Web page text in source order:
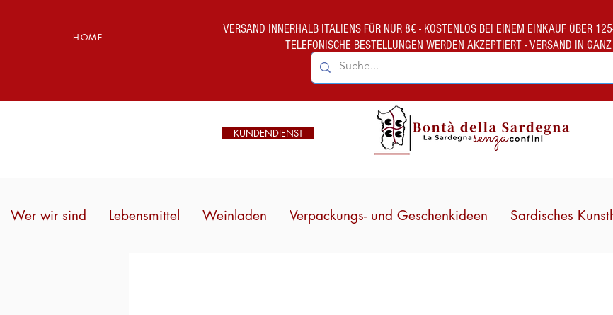
HOME
VERSAND INNERHALB ITALIENS FÜR NUR 8€ - KOSTENLOS BEI EINEM EINKAUF ÜBER
TELEFONISCHE BESTELLUNGEN WERDEN AKZEPTIERT - VERSAND IN
KUNDENDIENST
Wer wir sind Lebensmittel Weinladen Verpackungs- und Geschenkideen Sardisches